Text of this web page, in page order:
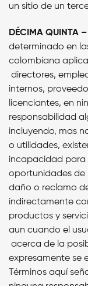
un sitio de un
DÉCIMA QUINTA
determinado en
colombiana
directores,
internos,
licenciantes, en
responsabilidad
incluyendo, mas
o utilidades,
incapacidad para
oportunidades de
daño o reclamo
indirectamente
productos y
aun cuando el
acerca de la
expresamente se
Términos aquí